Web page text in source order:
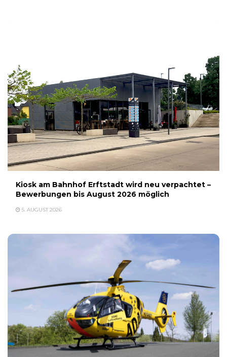
Kiosk am Bahnhof Erftstadt wird neu verpachtet –
Bewerbungen bis August 2026 möglich
5. AUGUST 2026